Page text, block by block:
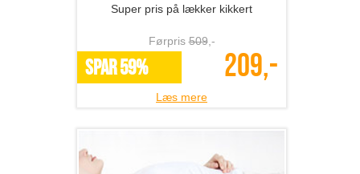
Super pris på lækker kikkert
Førpris509,-
SPAR 59% 209,-
Læs mere